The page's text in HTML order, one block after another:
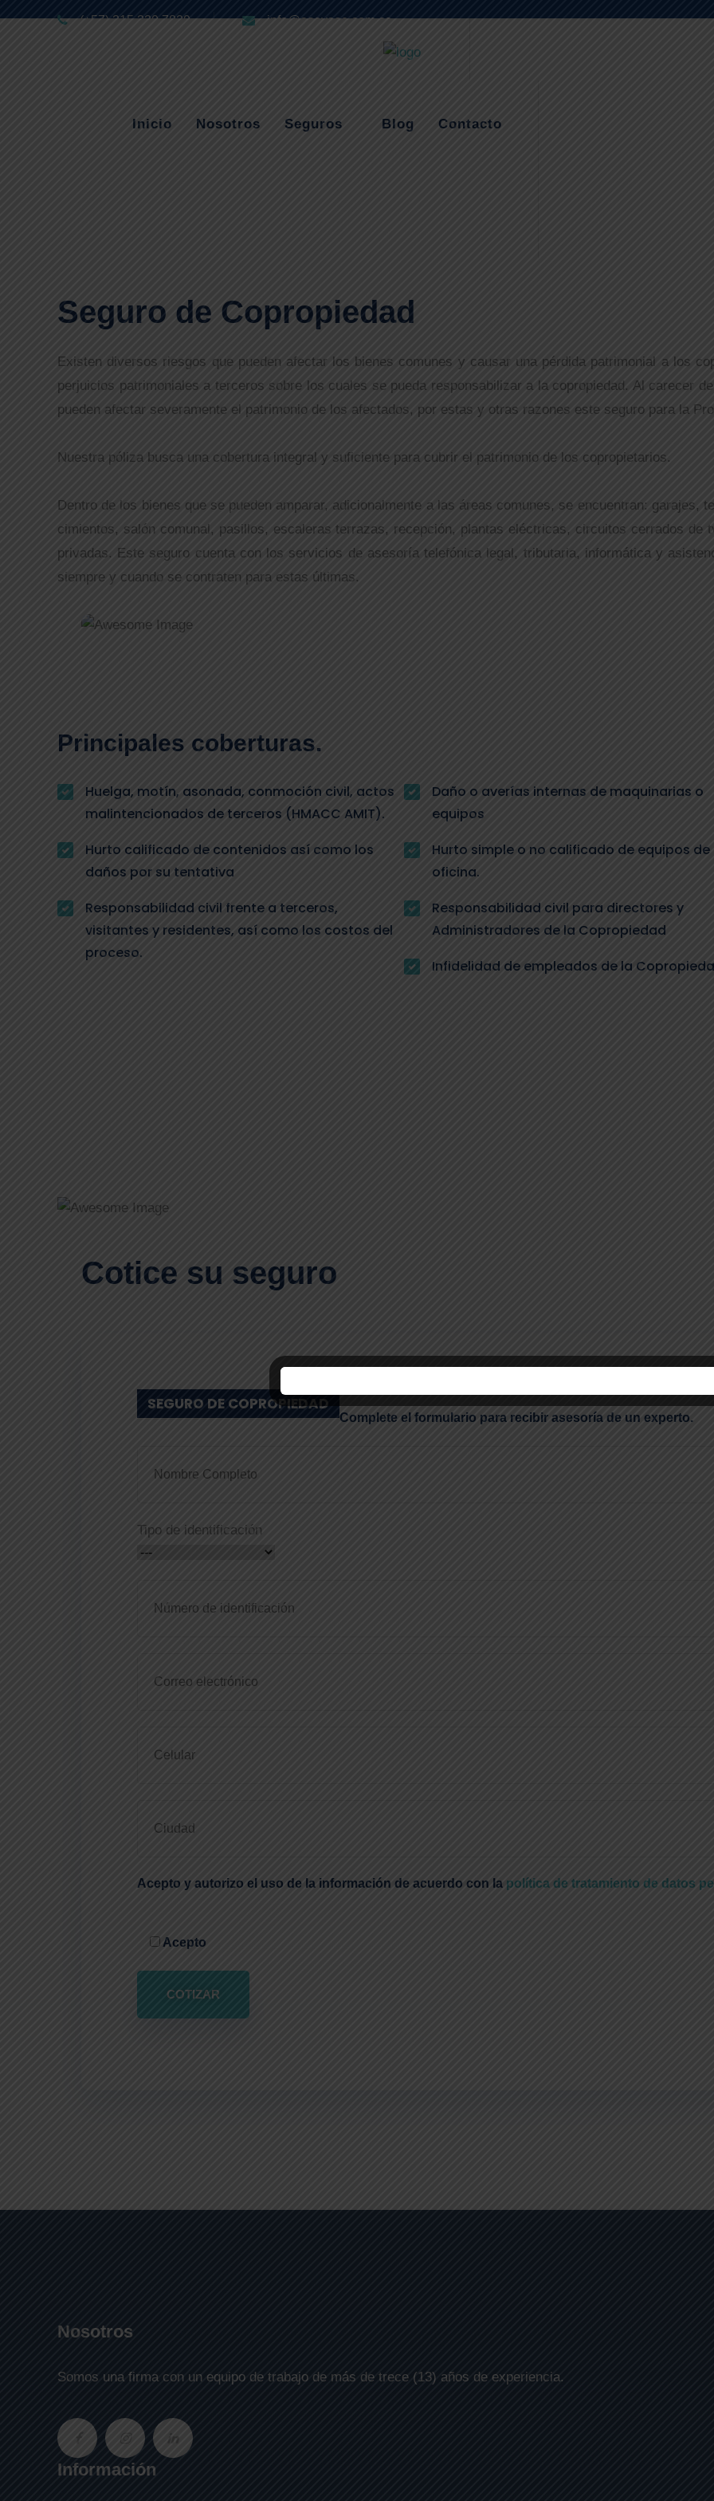
(+57) 315 330 7829 info@aseyase.com.co
Inicio Nosotros Seguros Blog Contacto
Seguro de Copropiedad
Existen diversos riesgos que pueden afectar los bienes comunes y causar una pérdida patrimonial a los
perjuicios patrimoniales a terceros sobre los cuales se pueda responsabilizar a la copropiedad. Al carecer
pueden afectar severamente el patrimonio de los afectados, por estas y otras razones este seguro para la
Nuestra póliza busca una cobertura integral y suficiente para cubrir el patrimonio de los copropietarios.
Dentro de los bienes que se pueden amparar, adicionalmente a las áreas comunes, se encuentran: garajes,
cimientos, salón comunal, pasillos, escaleras terrazas, recepción, plantas eléctricas, circuitos cerrados de
privadas. Este seguro cuenta con los servicios de asesoría telefónica legal, tributaria, informática y
siempre y cuando se contraten para estas últimas.
Principales coberturas.
Huelga, motín, asonada, conmoción civil, actos
malintencionados de terceros (HMACC AMIT).
Daño o averías internas de maquinarias o
equipos
Hurto calificado de contenidos así como los
daños por su tentativa
Hurto simple o no calificado de equipos de
oficina.
Responsabilidad civil frente a terceros,
visitantes y residentes, así como los costos del
proceso.
Responsabilidad civil para directores y
Administradores de la Copropiedad
Infidelidad de empleados de la
Cotice su seguro
SEGURO DE COPROPIEDAD
Complete el formulario para recibir asesoría de un experto.
Tipo de identificación
Acepto y autorizo el uso de la información de acuerdo con la política de tratamiento de datos
Acepto
Nosotros
Somos una firma con un equipo de trabajo de más de trece (13) años de experiencia.
Información